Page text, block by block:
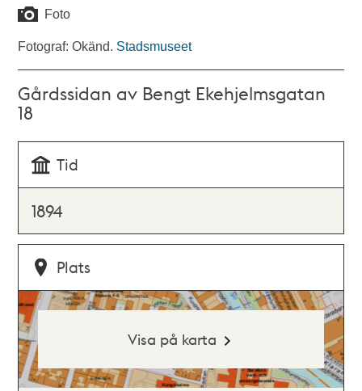
Foto
Fotograf: Okänd. Stadsmuseet
Gårdssidan av Bengt Ekehjelmsgatan
18
Tid
1894
Plats
Visa på karta